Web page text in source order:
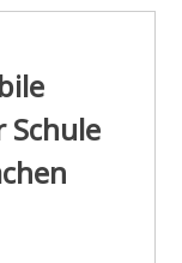
Schule